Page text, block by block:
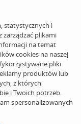
statystycznych i
zarządzać plikami
na temat
cookies na naszej
pliki
produktów lub
z których
i Twoich potrzeb.
spersonalizowanych